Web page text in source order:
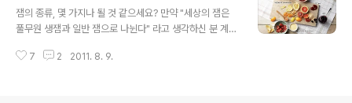
나왔을 때, 풀무원 두부의 인기는 상상을 초월했다고 합니
다! 두부는 공기와 닿으면 변하는 속도가 빨라 상온에 두면
요. 바로 이 까탈스러운 녀석의 보관시간을 늘렸으니 인기
잼의 종류, 몇 가지나 될 것 같으세요? 만약 "세상의 잼은
풀무원 생잼과 일반 잼으로 나뉜다" 라고 생각하신 분 계시
잼PM님을 대신해 큰 박수 보내드립니다. 짝짝짝~ ^o^)/
7 2 2011. 8. 9.